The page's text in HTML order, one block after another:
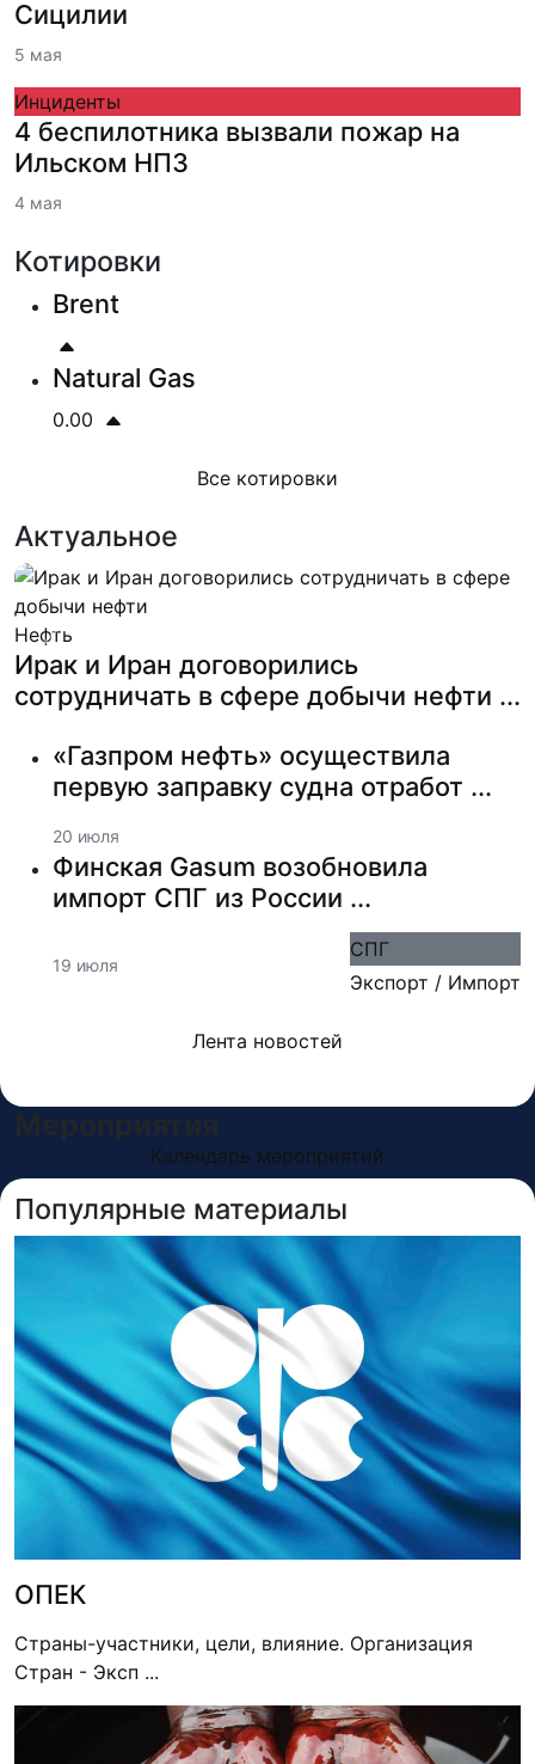
Сицилии
5 мая
Инциденты
4 беспилотника вызвали пожар на
Ильском НПЗ
4 мая
Котировки
Brent
Natural Gas
0.00
Все котировки
Актуальное
Нефть
Ирак и Иран договорились
сотрудничать в сфере добычи нефти ...
Previous
«Газпром нефть» осуществила
первую заправку судна отработ ...
20 июля
Финская Gasum возобновила
импорт СПГ из России ...
19 июля
СПГ
Экспорт / Импорт
Лента новостей
Календарь мероприятий
Популярные материалы
ОПЕК
Страны-участники, цели, влияние. Организация
Стран - Эксп ...